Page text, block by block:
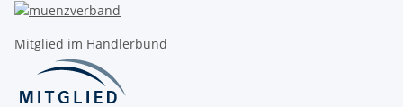
Mitglied im Händlerbund